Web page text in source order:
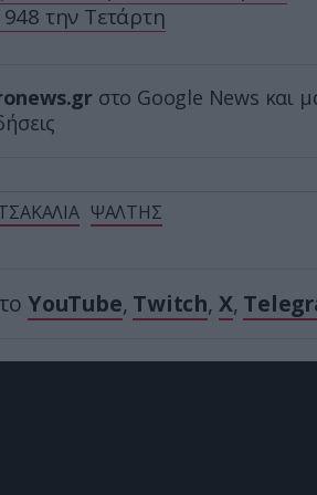
την Τετάρτη
στο Google News και
ΨΑΛΤΗΣ
YouTube, Twitch, X,